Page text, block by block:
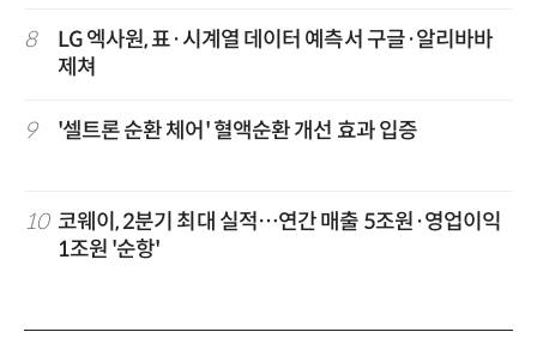
8
LG 엑사원, 표·시계열 데이터 예측서 구글·알리바바
제쳐
9 '셀트론 순환 체어' 혈액순환 개선 효과 입증
10 코웨이, 2분기 최대 실적…연간 매출 5조원·영업이익
1조원 '순항'